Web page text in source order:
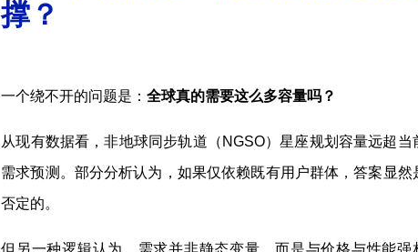
撑？
一个绕不开的问题是：全球真的需要这么多容量吗？
从现有数据看，非地球同步轨道（NGSO）星座规划容量远超当
需求预测。部分分析认为，如果仅依赖既有用户群体，答案显然
否定的。
但另一种逻辑认为，需求并非静态变量，而是与价格与性能强